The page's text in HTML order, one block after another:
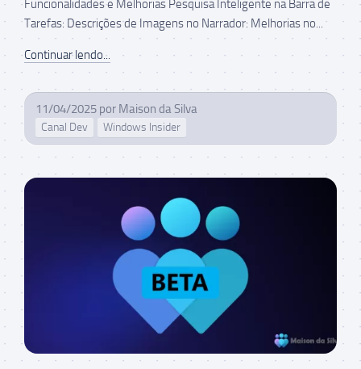
Funcionalidades e Melhorias Pesquisa Inteligente na Barra de
Tarefas: Descrições de Imagens no Narrador: Melhorias no...
Continuar lendo...
11/04/2025 por Maison da Silva
Canal Dev Windows Insider